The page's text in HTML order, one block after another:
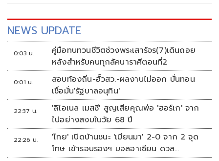
NEWS UPDATE
0:03 น.
คู่มือทบทวนชีวิตช่วงพระเสาร์จร(7)เดินถอย
หลังสำหรับคนทุกลัคนาราศีตอนที่2
0:01 น.
สอบท้องถิ่น-ฮั้วสว.-ผลงานไม่ออก บั่นทอน
เชื่อมั่น'รัฐบาลอนุทิน'
22:37 น.
'ลิโอเนล เมสซี' สูญเสียคุณพ่อ 'ฮอร์เก' จาก
ไปอย่างสงบในวัย 68 ปี
22:26 น.
'ไทย' เปิดบ้านชนะ 'เมียนมา' 2-0 จาก 2 จุด
โทษ เข้ารอบรองฯ บอลอาเซียน ดวล